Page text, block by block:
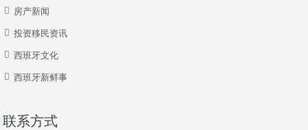
房产新闻
投资移民资讯
西班牙文化
西班牙新鲜事
联系方式